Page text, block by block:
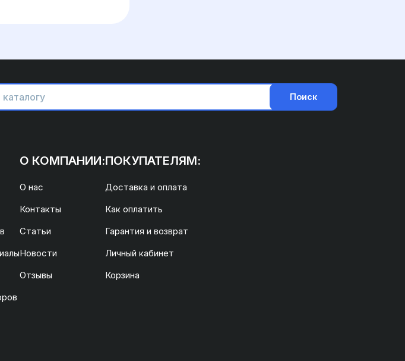
Поиск
О КОМПАНИИ:
О нас
Контакты
Статьи
Новости
Отзывы
ПОКУПАТЕЛЯМ:
Доставка и оплата
Как оплатить
Гарантия и возврат
Личный кабинет
Корзина